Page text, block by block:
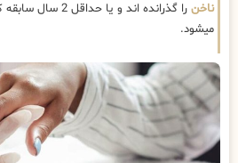
ناخن
را گذرانده اند و
میشود.